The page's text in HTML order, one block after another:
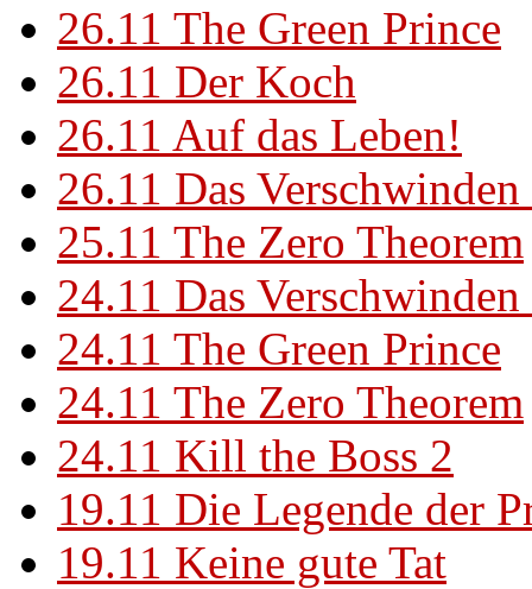
26.11 The Green Prince
26.11 Der Koch
26.11 Auf das Leben!
26.11 Das
25.11 The Zero Theorem
24.11 Das
24.11 The Green Prince
24.11 The Zero Theorem
24.11 Kill the Boss 2
19.11 Die Legende der
19.11 Keine gute Tat